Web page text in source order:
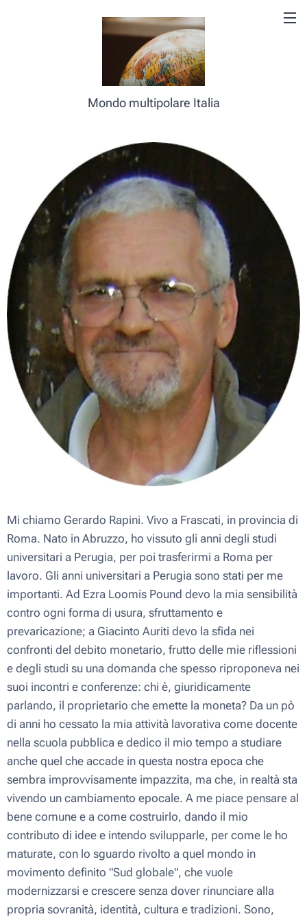
Mondo multipolare Italia
Mi chiamo Gerardo Rapini. Vivo a Frascati, in provincia di
Roma. Nato in Abruzzo, ho vissuto gli anni degli studi
universitari a Perugia, per poi trasferirmi a Roma per
lavoro. Gli anni universitari a Perugia sono stati per me
importanti. Ad Ezra Loomis Pound devo la mia sensibilità
contro ogni forma di usura, sfruttamento e
prevaricazione; a Giacinto Auriti devo la sfida nei
confronti del debito monetario, frutto delle mie riflessioni
e degli studi su una domanda che spesso riproponeva nei
suoi incontri e conferenze: chi è, giuridicamente
parlando, il proprietario che emette la moneta? Da un pò
di anni ho cessato la mia attività lavorativa come docente
nella scuola pubblica e dedico il mio tempo a studiare
anche quel che accade in questa nostra epoca che
sembra improvvisamente impazzita, ma che, in realtà sta
vivendo un cambiamento epocale. A me piace pensare al
bene comune e a come costruirlo, dando il mio
contributo di idee e intendo svilupparle, per come le ho
maturate, con lo sguardo rivolto a quel mondo in
movimento definito "Sud globale", che vuole
modernizzarsi e crescere senza dover rinunciare alla
propria sovranità, identità, cultura e tradizioni. Sono,